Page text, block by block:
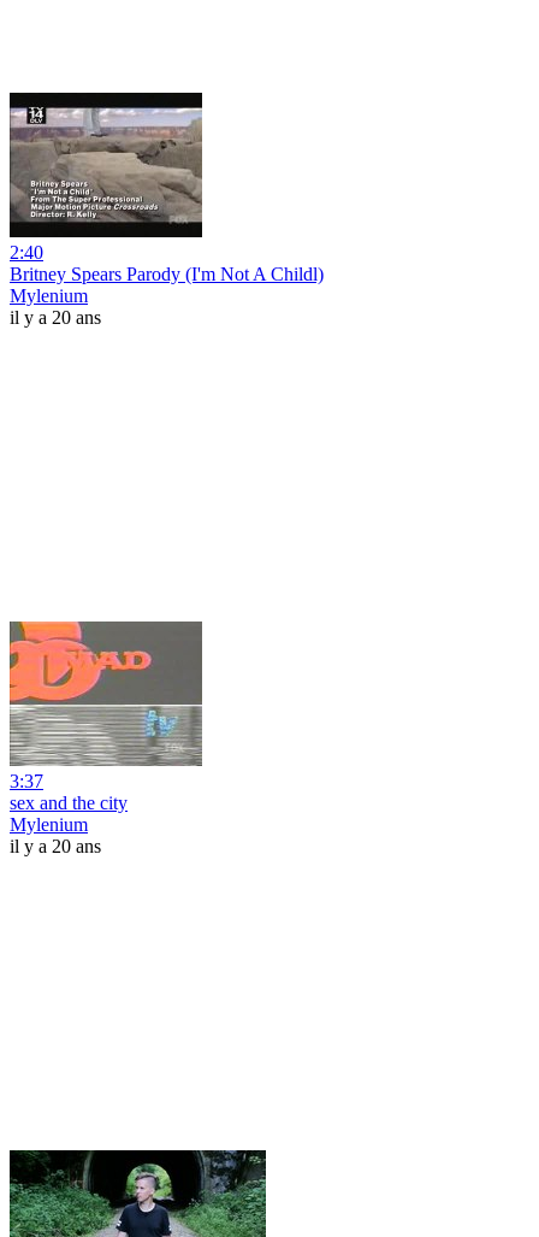
2:40
Britney Spears Parody (I'm Not A Childl)
Mylenium
il y a 20 ans
3:37
sex and the city
Mylenium
il y a 20 ans